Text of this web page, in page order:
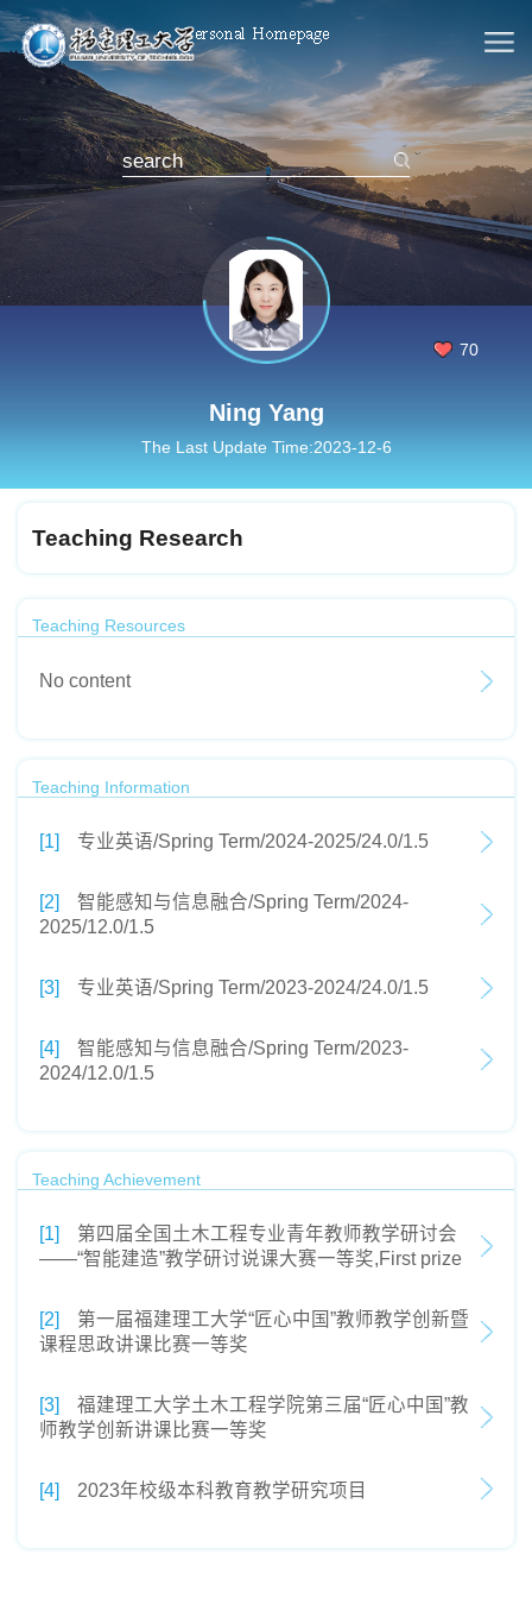
70
Ning Yang
The Last Update Time:2023-12-6
Teaching Research
Teaching Resources
No content
Teaching Information
[1] 专业英语/Spring Term/2024-2025/24.0/1.5
[2]
智能感知与信息融合/Spring Term/2024-
2025/12.0/1.5
[3] 专业英语/Spring Term/2023-2024/24.0/1.5
[4]
智能感知与信息融合/Spring Term/2023-
2024/12.0/1.5
Teaching Achievement
[1]
第四届全国土木工程专业青年教师教学研讨会
——“智能建造”教学研讨说课大赛一等奖,First prize
[2]
第一届福建理工大学“匠心中国”教师教学创新暨
课程思政讲课比赛一等奖
[3]
福建理工大学土木工程学院第三届“匠心中国”教
师教学创新讲课比赛一等奖
[4] 2023年校级本科教育教学研究项目